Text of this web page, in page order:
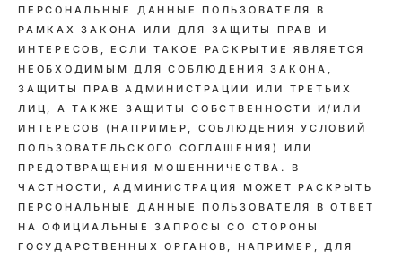
ПЕРСОНАЛЬНЫЕ ДАННЫЕ ПОЛЬЗОВАТЕЛЯ В
РАМКАХ ЗАКОНА ИЛИ ДЛЯ ЗАЩИТЫ ПРАВ И
ИНТЕРЕСОВ, ЕСЛИ ТАКОЕ РАСКРЫТИЕ ЯВЛЯЕТСЯ
НЕОБХОДИМЫМ ДЛЯ СОБЛЮДЕНИЯ ЗАКОНА,
ЗАЩИТЫ ПРАВ АДМИНИСТРАЦИИ ИЛИ ТРЕТЬИХ
ЛИЦ, А ТАКЖЕ ЗАЩИТЫ СОБСТВЕННОСТИ И/ИЛИ
ИНТЕРЕСОВ (НАПРИМЕР, СОБЛЮДЕНИЯ УСЛОВИЙ
ПОЛЬЗОВАТЕЛЬСКОГО СОГЛАШЕНИЯ) ИЛИ
ПРЕДОТВРАЩЕНИЯ МОШЕННИЧЕСТВА. В
ЧАСТНОСТИ, АДМИНИСТРАЦИЯ МОЖЕТ РАСКРЫТЬ
ПЕРСОНАЛЬНЫЕ ДАННЫЕ ПОЛЬЗОВАТЕЛЯ В ОТВЕТ
НА ОФИЦИАЛЬНЫЕ ЗАПРОСЫ СО СТОРОНЫ
ГОСУДАРСТВЕННЫХ ОРГАНОВ, НАПРИМЕР, ДЛЯ